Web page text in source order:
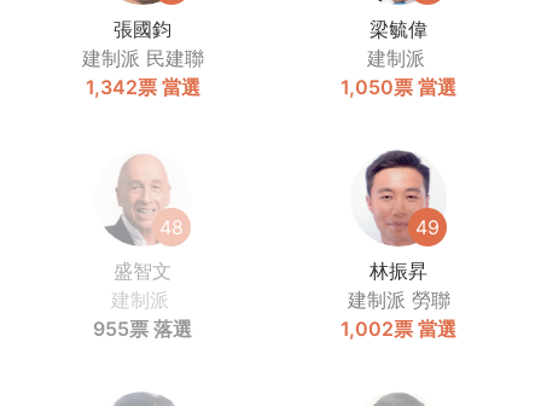
張國鈞
建制派 民建聯
1,342票 當選
梁毓偉
建制派
1,050票 當選
48
盛智文
建制派
955票 落選
49
林振昇
建制派 勞聯
1,002票 當選